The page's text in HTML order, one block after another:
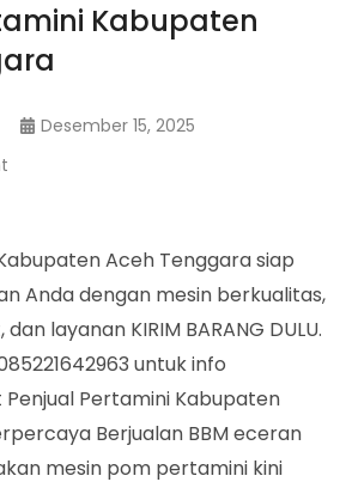
Kabupaten
Desember 15, 2025
Kabupaten
Aceh
Tenggara
Aceh Tenggara siap
Anda dengan mesin berkualitas,
layanan KIRIM BARANG DULU.
untuk info
Penjual Pertamini Kabupaten
Berjualan BBM eceran
mesin pom pertamini kini